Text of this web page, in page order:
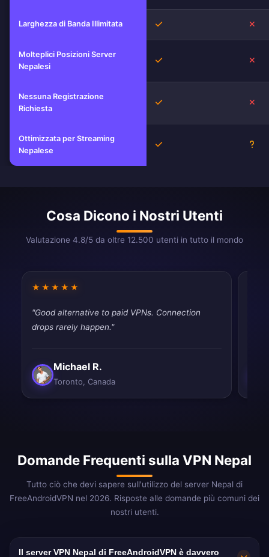
Larghezza di Banda Illimitata Sì
Molteplici Posizioni Server
Nepalesi
Sì
Nessuna Registrazione
Richiesta
Sì
Ottimizzata per Streaming
Nepalese
Sì
Cosa Dicono i Nostri Utenti
Valutazione 4.8/5 da oltre 12.500 utenti in tutto il mondo
★★★★★
"Good alternative to paid VPNs. Connection
drops rarely happen."
Michael R.
Toronto, Canada
Domande Frequenti sulla VPN Nepal
Tutto ciò che devi sapere sull'utilizzo del server Nepal di
FreeAndroidVPN nel 2026. Risposte alle domande più comuni dei
nostri utenti.
Il server VPN Nepal di FreeAndroidVPN è davvero